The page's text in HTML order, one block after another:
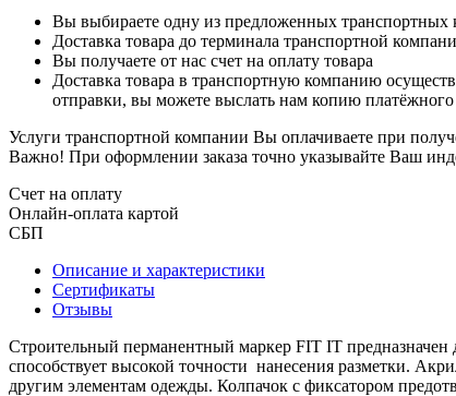
Вы выбираете одну из предложенных
Доставка товара до терминала транспортной
Вы получаете от нас счет на оплату товара
Доставка товара в транспортную компанию
отправки, вы можете выслать нам копию платёжного
Услуги транспортной компании Вы оплачиваете при
Важно! При оформлении заказа точно указывайте Ваш
Счет на оплату
Онлайн-оплата картой
СБП
Описание и характеристики
Сертификаты
Отзывы
Строительный перманентный маркер FIT IT предназначен
способствует высокой точности нанесения разметки.
другим элементам одежды. Колпачок с фиксатором